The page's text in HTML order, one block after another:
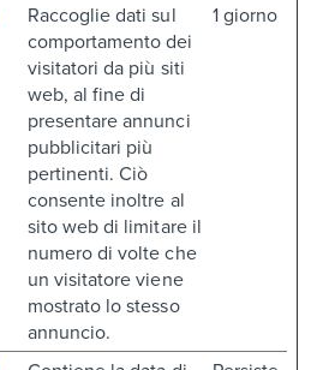
Raccoglie dati sul
comportamento dei
visitatori da più siti
web, al fine di
presentare annunci
pubblicitari più
pertinenti. Ciò
consente inoltre al
sito web di limitare il
numero di volte che
un visitatore viene
mostrato lo stesso
annuncio.
1 giorno